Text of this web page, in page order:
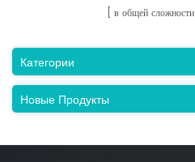
в общей сложности
Категории
Новые Продукты